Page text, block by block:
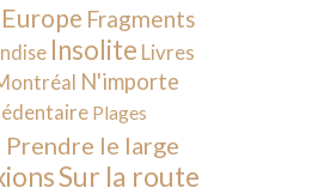
Europe Fragments
Insolite Livres
N'importe
Plages
Prendre le large
Sur la route